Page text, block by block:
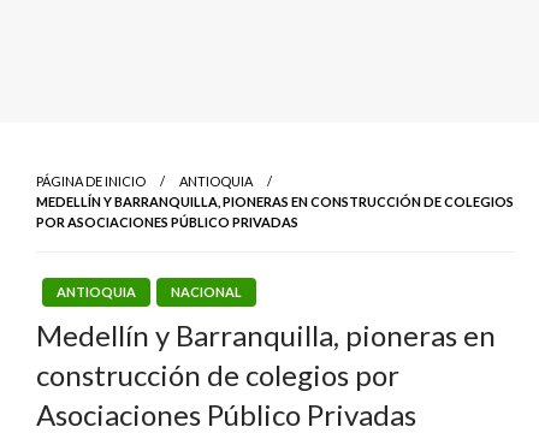
PÁGINA DE INICIO
ANTIOQUIA
MEDELLÍN Y BARRANQUILLA, PIONERAS EN CONSTRUCCIÓN DE COLEGIOS
POR ASOCIACIONES PÚBLICO PRIVADAS
ANTIOQUIA NACIONAL
Medellín y Barranquilla, pioneras en
construcción de colegios por
Asociaciones Público Privadas